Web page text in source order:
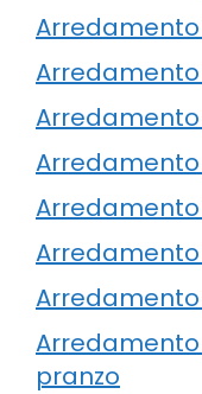
Arredamento
pranzo